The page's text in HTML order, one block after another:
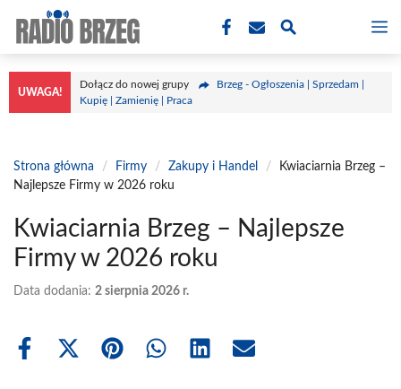
treści
UWAGA!
Dołącz do nowej grupy
Brzeg - Ogłoszenia | Sprzedam |
Kupię | Zamienię | Praca
Strona główna / Firmy / Zakupy i Handel /
Kwiaciarnia Brzeg –
Najlepsze Firmy w 2026 roku
Kwiaciarnia Brzeg – Najlepsze
Firmy w 2026 roku
Data dodania: 2 sierpnia 2026 r.
Share
Share Share Share Share Share